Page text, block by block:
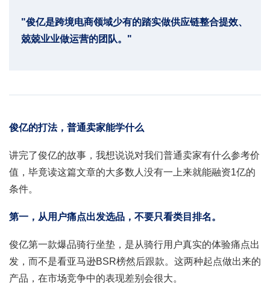
"俊亿是跨境电商领域少有的踏实做供应链整合提效、
兢兢业业做运营的团队。"
俊亿的打法，普通卖家能学什么
讲完了俊亿的故事，我想说说对我们普通卖家有什么参考价
值，毕竟读这篇文章的大多数人没有一上来就能融资1亿的
条件。
第一，从用户痛点出发选品，不要只看类目排名。
俊亿第一款爆品骑行坐垫，是从骑行用户真实的体验痛点出
发，而不是看亚马逊BSR榜然后跟款。这两种起点做出来的
产品，在市场竞争中的表现差别会很大。